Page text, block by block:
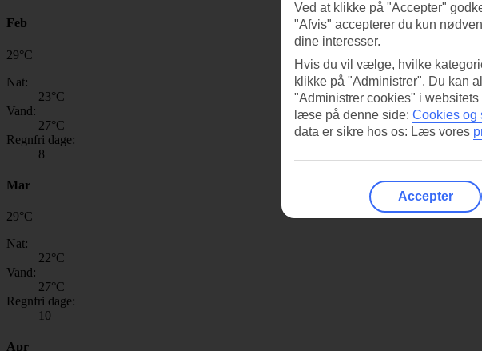
Feb
29°C
Nat:
23°C
Vand:
27°C
Regnfri dage:
8
Mar
29°C
Nat:
22°C
Vand:
27°C
Regnfri dage:
10
Apr
Ved at klikke på "Accepter"
"Afvis" accepterer du kun
dine interesser.
Hvis du vil vælge, hvilke
klikke på "Administrer". Du kan
"Administrer cookies" i
læse på denne side: Cookies og
data er sikre hos os: Læs vores
Accepter